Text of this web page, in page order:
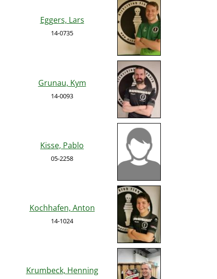
Eggers, Lars
14-0735
Grunau, Kym
14-0093
Kisse, Pablo
05-2258
Kochhafen, Anton
14-1024
Krumbeck, Henning